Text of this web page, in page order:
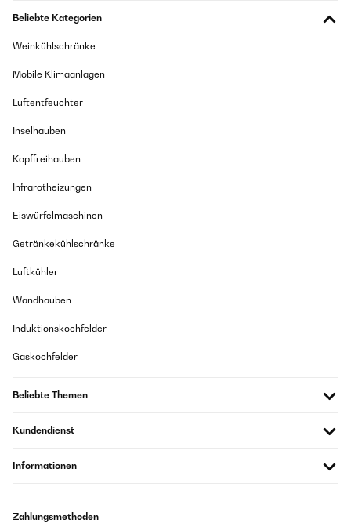
Beliebte Kategorien
Weinkühlschränke
Mobile Klimaanlagen
Luftentfeuchter
Inselhauben
Kopffreihauben
Infrarotheizungen
Eiswürfelmaschinen
Getränkekühlschränke
Luftkühler
Wandhauben
Induktionskochfelder
Gaskochfelder
Beliebte Themen
Kundendienst
Informationen
Zahlungsmethoden